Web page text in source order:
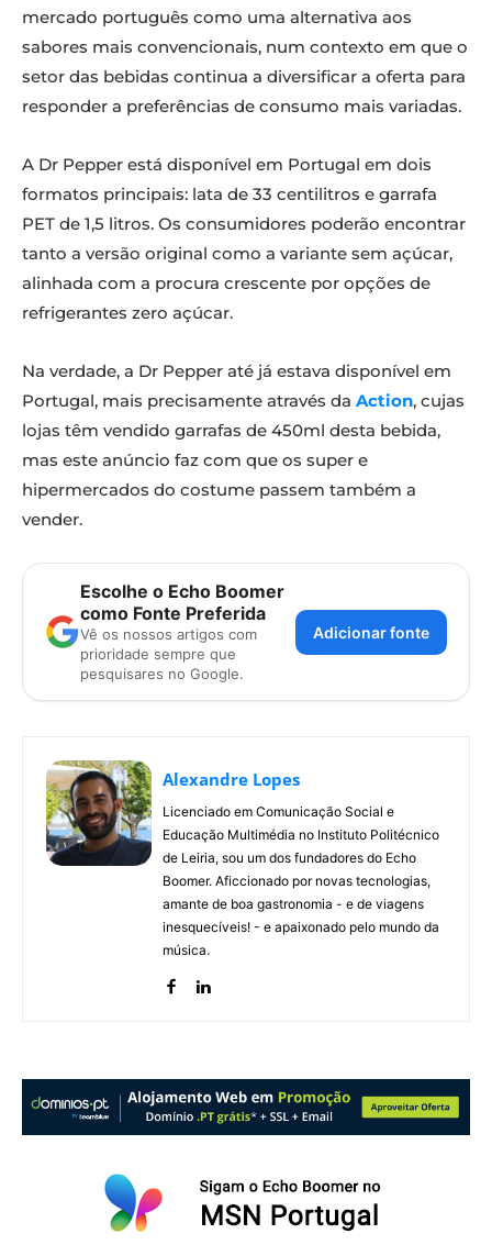
mercado português como uma alternativa aos
sabores mais convencionais, num contexto em que o
setor das bebidas continua a diversificar a oferta para
responder a preferências de consumo mais variadas.
A Dr Pepper está disponível em Portugal em dois
formatos principais: lata de 33 centilitros e garrafa
PET de 1,5 litros. Os consumidores poderão encontrar
tanto a versão original como a variante sem açúcar,
alinhada com a procura crescente por opções de
refrigerantes zero açúcar.
Na verdade, a Dr Pepper até já estava disponível em
Portugal, mais precisamente através da Action, cujas
lojas têm vendido garrafas de 450ml desta bebida,
mas este anúncio faz com que os super e
hipermercados do costume passem também a
vender.
Escolhe o Echo Boomer
como Fonte Preferida
Vê os nossos artigos com
prioridade sempre que
pesquisares no Google.
Adicionar fonte
Alexandre Lopes
Licenciado em Comunicação Social e
Educação Multimédia no Instituto Politécnico
de Leiria, sou um dos fundadores do Echo
Boomer. Aficcionado por novas tecnologias,
amante de boa gastronomia - e de viagens
inesquecíveis! - e apaixonado pelo mundo da
música.